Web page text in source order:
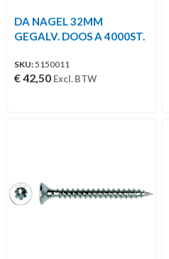
DA NAGEL 32MM
GEGALV. DOOS A 4000ST.
SKU:5150011
€42,50 Excl. BTW